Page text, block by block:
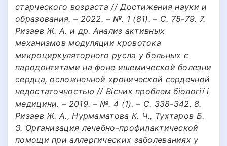
старческого возраста // Достижения науки и
образования. – 2022. – №. 1 (81). – С. 75-79. 7.
Ризаев Ж. А. и др. Анализ активных
механизмов модуляции кровотока
микроциркуляторного русла у больных с
пародонтитами на фоне ишемической болезни
сердца, осложненной хронической сердечной
недостаточностью // Вісник проблем біології і
медицини. – 2019. – №. 4 (1). – С. 338-342. 8.
Ризаев Ж. А., Нурмаматова К. Ч., Тухтаров Б.
Э. Организация лечебно-профилактической
помощи при аллергических заболеваниях у